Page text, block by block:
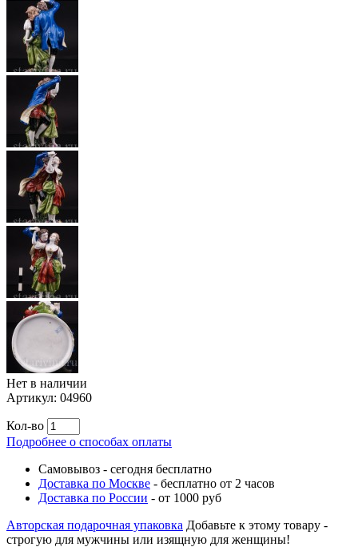
Нет в наличии
Артикул: 04960
Кол-во
Подробнее о способах оплаты
Самовывоз - сегодня бесплатно
Доставка по Москве - бесплатно от 2 часов
Доставка по России - от 1000 руб
Авторская подарочная упаковка Добавьте к этому товару -
строгую для мужчины или изящную для женщины!